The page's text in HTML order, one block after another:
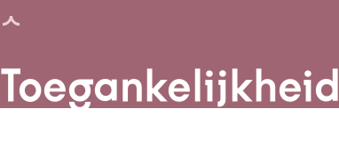
geladen
Toegankelijkheid